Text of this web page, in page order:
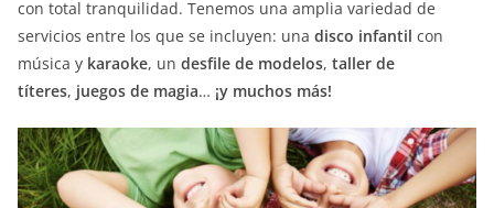
con total tranquilidad. Tenemos una amplia variedad de
servicios entre los que se incluyen: una disco infantil con
música y karaoke, un desfile de modelos, taller de
títeres, juegos de magia… ¡y muchos más!